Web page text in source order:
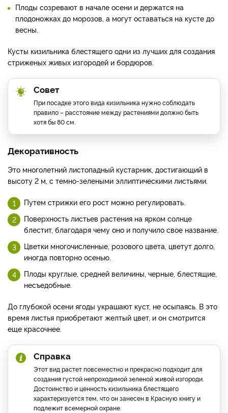
Плоды созревают в начале осени и держатся на
плодоножках до морозов, а могут оставаться на кусте до
весны.
Кусты кизильника блестящего одни из лучших для создания
стриженых живых изгородей и бордюров.
Совет
При посадке этого вида кизильника нужно соблюдать
правило – расстояние между растениями должно быть
хотя бы 80 см.
Декоративность
Это многолетний листопадный кустарник, достигающий в
высоту 2 м, с темно-зелеными эллиптическими листьями.
Путем стрижки его рост можно регулировать.
Поверхность листьев растения на ярком солнце
блестит, благодаря чему оно и получило свое название.
Цветки многочисленные, розового цвета, цветут долго,
иногда повторно осенью.
Плоды круглые, средней величины, черные, блестящие,
несъедобные.
До глубокой осени ягоды украшают куст, не осыпаясь. В это
время листья приобретают желтый цвет, и он смотрится
еще красочнее.
Справка
Этот вид растет повсеместно и прекрасно подходит для
создания густой непроходимой зеленой живой изгороди.
Достоинство и ценность кизильника блестящего
характеризуется тем, что он занесен в Красную книгу и
подлежит всемерной охране.